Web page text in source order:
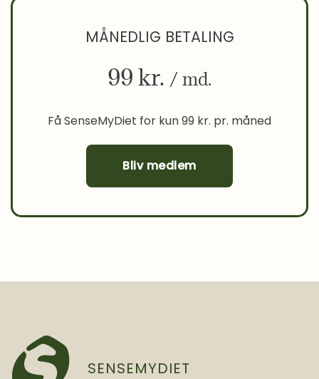
MÅNEDLIG BETALING
99 kr. / md.
Få SenseMyDiet for kun 99 kr. pr. måned
Bliv medlem
SENSEMYDIET